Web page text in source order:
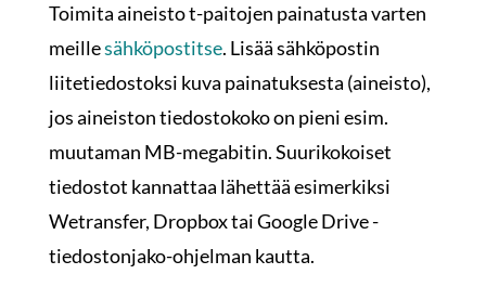
Toimita aineisto t-paitojen painatusta varten
meillesähköpostitse. Lisää sähköpostin
liitetiedostoksi kuva painatuksesta (aineisto),
jos aineiston tiedostokoko on pieni esim.
muutaman MB-megabitin. Suurikokoiset
tiedostot kannattaa lähettää esimerkiksi
Wetransfer, Dropbox tai Google Drive -
tiedostonjako-ohjelman kautta.